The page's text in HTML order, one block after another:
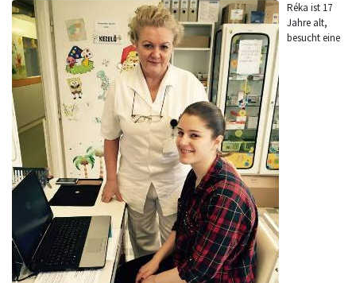
Réka ist 17
Jahre alt,
besucht eine